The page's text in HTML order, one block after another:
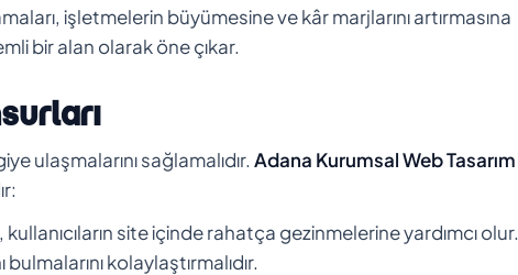
işletmelerin büyümesine ve kâr marjlarını artırmasına
bir alan olarak öne çıkar.
ulaşmalarını sağlamalıdır. Adana Kurumsal Web Tasarım
site içinde rahatça gezinmelerine yardımcı olur.
kolaylaştırmalıdır.